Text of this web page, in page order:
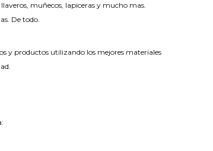
muñecos, lapiceras y mucho mas.
De todo.
y productos utilizando los mejores materiales